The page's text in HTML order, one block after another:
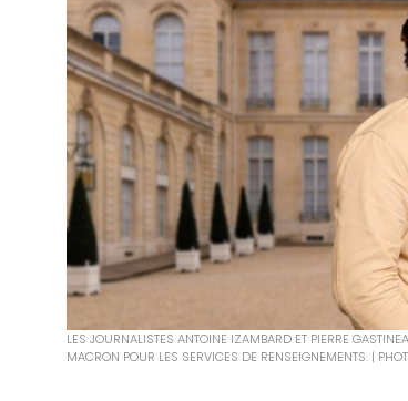
LES JOURNALISTES ANTOINE IZAMBARD ET PIERRE
MACRON POUR LES SERVICES DE RENSEIGNEMENTS. |